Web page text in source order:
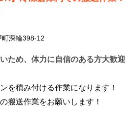
深輪398-12
ため、体力に自信のある方大歓迎
を積み付ける作業になります！
搬送作業をお願いします！